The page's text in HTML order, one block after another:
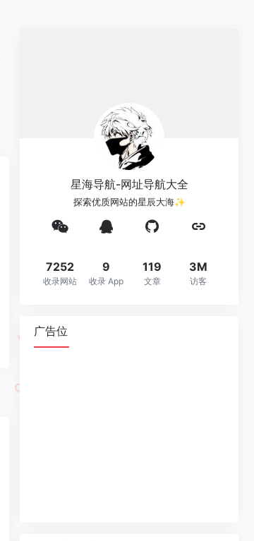
星海导航-网址导航大全
探索优质网站的星辰大海✨
7252
收录网站
9
收录 App
119
文章
3M
访客
广告位